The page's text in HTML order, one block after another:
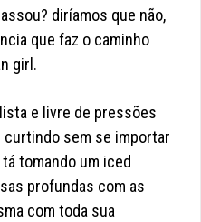
diríamos que não,
que faz o caminho
girl.
e livre de pressões
sem se importar
tomando um iced
profundas com as
com toda sua